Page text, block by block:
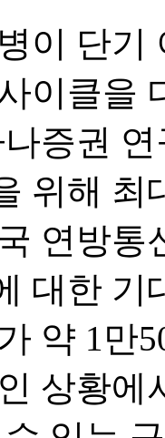
이 단기
이클을
증권
위해 최
연방통
대한
약 1만
상황에